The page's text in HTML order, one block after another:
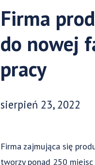
Firma
do nowej
pracy
Data opublikowania:
sierpień 23, 2022
Firma zajmująca się
tworzy ponad 250